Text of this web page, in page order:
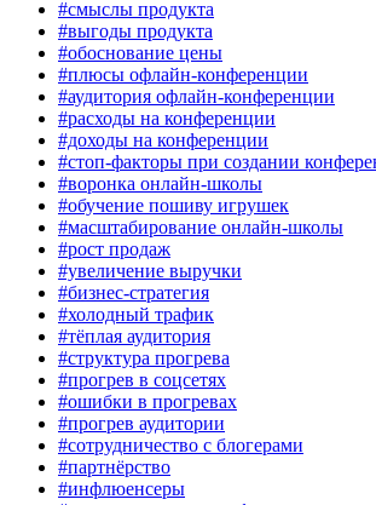
#смыслы продукта
#выгоды продукта
#обоснование цены
#плюсы офлайн-конференции
#аудитория офлайн-конференции
#расходы на конференции
#доходы на конференции
#стоп-факторы при создании
#воронка онлайн-школы
#обучение пошиву игрушек
#масштабирование онлайн-школы
#рост продаж
#увеличение выручки
#бизнес-стратегия
#холодный трафик
#тёплая аудитория
#структура прогрева
#прогрев в соцсетях
#ошибки в прогревах
#прогрев аудитории
#сотрудничество с блогерами
#партнёрство
#инфлюенсеры